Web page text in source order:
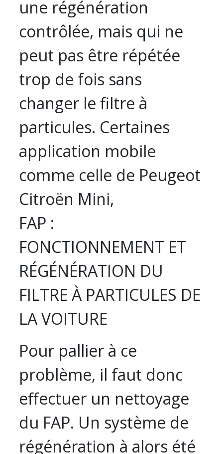
une régénération
contrôlée, mais qui ne
peut pas être répétée
trop de fois sans
changer le filtre à
particules. Certaines
application mobile
comme celle de Peugeot
Citroën Mini,
FAP :
FONCTIONNEMENT ET
RÉGÉNÉRATION DU
FILTRE À PARTICULES DE
LA VOITURE
Pour pallier à ce
problème, il faut donc
effectuer un nettoyage
du FAP. Un système de
régénération à alors été